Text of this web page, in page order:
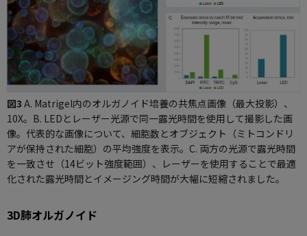
図3 A. Matrigel内のオルガノイド培養の共焦点画像（最大投影）、
10X。B. LEDとレーザー光源で同一露光時間を使用して撮影した画
像。代表的な画像について、細胞数とオブジェクト（ミトコンドリ
アが保持された細胞）の平均強度を表示。C. 両方の光源で露光時間
を一致させ（14ビット強度範囲）、レーザーを使用することで最適
化された露光時間とイメージング時間が大幅に短縮されました。
3D肺オルガノイド